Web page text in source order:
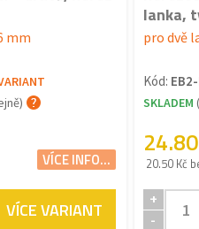
mm
VÍCE INFO...
VÍCE VARIANT
lanka,
pro dvě
Kód:
SKLADEM
20.50 Kč
+
-